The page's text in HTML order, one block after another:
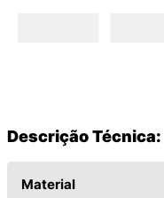
Descrição Técnica:
Material